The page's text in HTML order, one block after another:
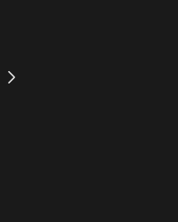
ーティーの参加者に、来間嘉一
佐戸井けん太）の代理としてセ